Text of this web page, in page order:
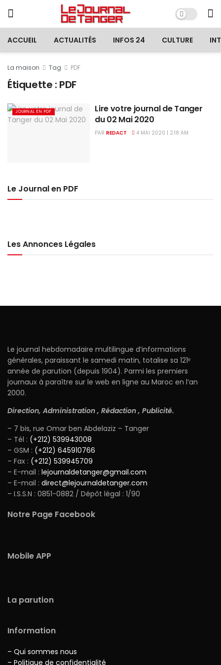
ACCUEIL ACTUALITÉS INFOS 24 CULTURE
La maison Tag PDF
Étiquette : PDF
JOURNAL EN PDF
Lire votre journal de Tanger
du 02 Mai 2020
PAR REDACT 4 MAI 2020 | 2:18 AM
Le Journal en PDF
Les Annonces Légales
Le journal hebdomadaire multilingue d’informations
générales, paraissant le samedi matin, totalise sa 121ᵉ
année de parution (depuis 1904). Parmi les premiers
journaux à paraître sur le web en ligne au Maroc en l’an
2000.
Direction, Administration , Rédaction , Publicité.
– 7 bis, rue Omar ben Abdelaziz – Tanger
– Tél : (+212) 539943008
– GSM : (+212) 645910766
– Fax : (+212) 539945709
– E-mail : lejournaldetanger@gmail.com
– E-mail : direct@lejournaldetanger.com
– I.S.S.N : 0851-0882 / Dépôt légal : 1/90
Notre Page Facebook
Mobile APP
La parution
Information
– Qui sommes nous
– Politique de confidentialité